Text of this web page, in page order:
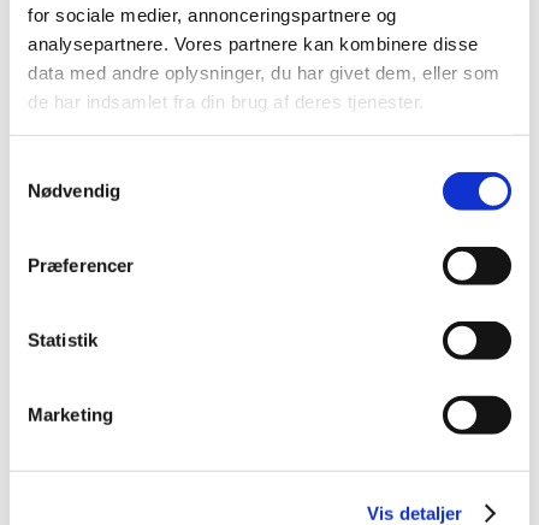
for sociale medier, annonceringspartnere og
analysepartnere. Vores partnere kan kombinere disse
data med andre oplysninger, du har givet dem, eller som
de har indsamlet fra din brug af deres tjenester.
Nødvendig
Præferencer
Statistik
Marketing
Vis detaljer
2026 (84)
2025 (158)
2024 (224)
2021 (516)
august (33)
juni (49)
april (31)